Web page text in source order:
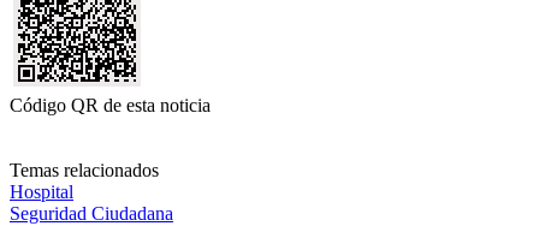
Código QR de esta noticia
Temas relacionados
Hospital
Seguridad Ciudadana